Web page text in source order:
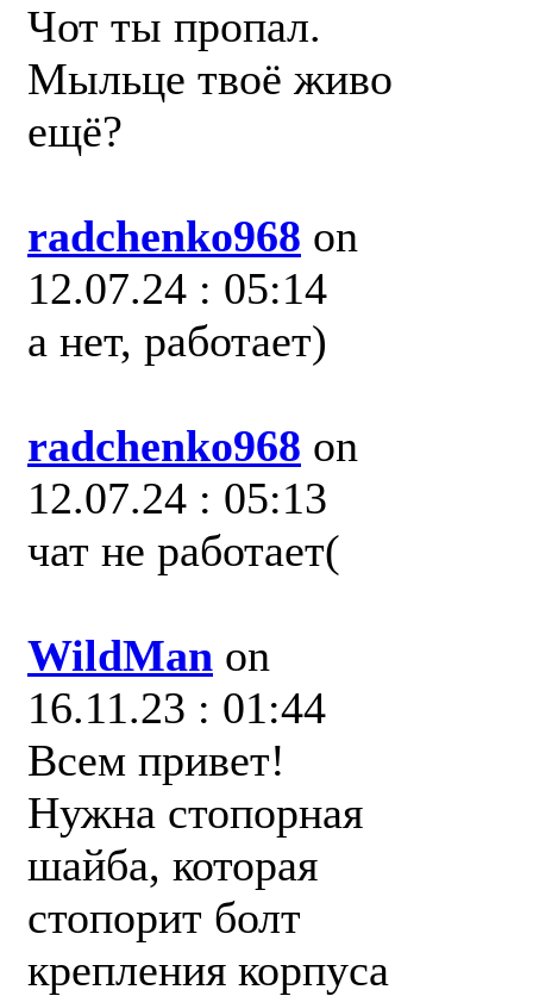
Чот ты пропал.
Мыльце твоё живо
ещё?
radchenko968 on
12.07.24 : 05:14
а нет, работает)
radchenko968 on
12.07.24 : 05:13
чат не работает(
WildMan on
16.11.23 : 01:44
Всем привет!
Нужна стопорная
шайба, которая
стопорит болт
крепления корпуса